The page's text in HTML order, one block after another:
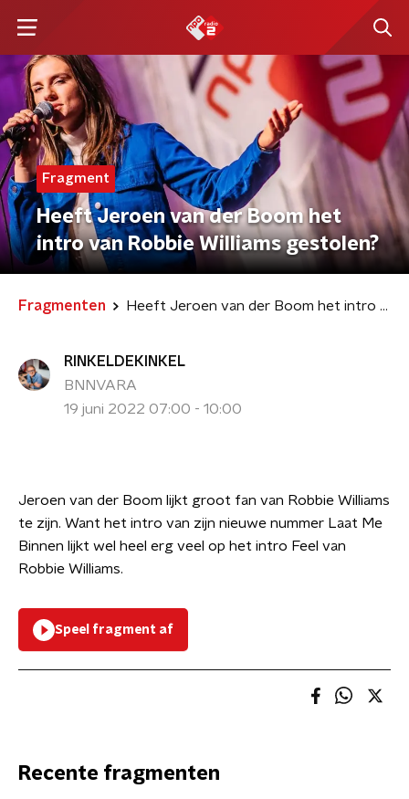
Fragment
Heeft Jeroen van der Boom het
intro van Robbie Williams gestolen?
Fragmenten Heeft Jeroen van der Boom het intro van Robbie Williams gestolen?
RINKELDEKINKEL
BNNVARA
19 juni 2022 07:00 - 10:00
Jeroen van der Boom lijkt groot fan van Robbie Williams
te zijn. Want het intro van zijn nieuwe nummer Laat Me
Binnen lijkt wel heel erg veel op het intro Feel van
Robbie Williams.
Speel fragment af
Recente fragmenten